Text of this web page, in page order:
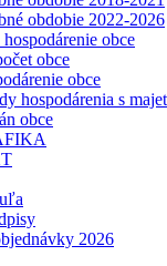
obdobie 2022-2026
obce
obce
obce
hospodárenia s
obce
2026